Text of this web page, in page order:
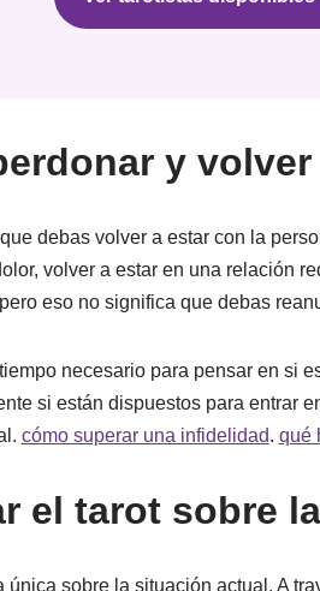
y volver
debas volver a estar con la
volver a estar en una relación
eso no significa que debas
necesario para pensar en si
si están dispuestos para entrar
cómo superar una infidelidad. qué
el tarot sobre
única sobre la situación actual. A